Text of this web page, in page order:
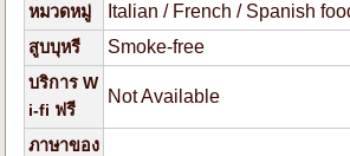
หมวดหมู่ Italian / French / Spanish
สูบบุหรี Smoke-free
บริการ W
i-fi ฟรี
Not Available
ภาษาของ